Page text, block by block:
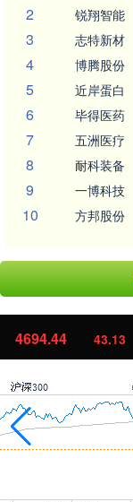
2 锐翔智能
3 志特新材
4 博腾股份
5 近岸蛋白
6 毕得医药
7 五洲医疗
8 耐科装备
9 一博科技
10 方邦股份
北证50